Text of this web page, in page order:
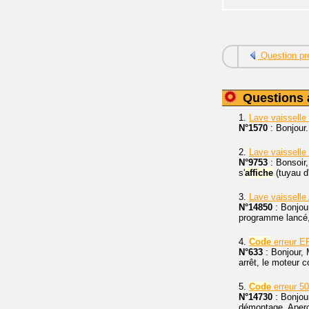
Question
Questions
1. Lave vaisselle
N°1570 :
2. Lave vaisselle
N°9753 :
s'affiche (tuyau
3. Lave
N°14850 :
programme
4. Code erreur
N°633 : Bonjour,
arrêt, le moteur
5. Code erreur
N°14730 :